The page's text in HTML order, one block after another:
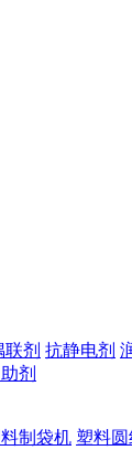
联剂 抗静电剂
剂
制袋机 塑料